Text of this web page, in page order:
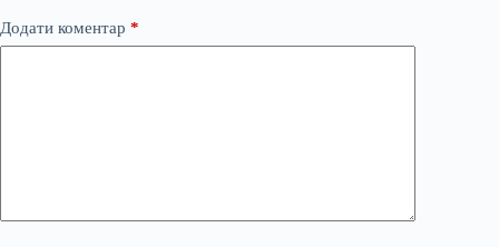
Додати коментар *